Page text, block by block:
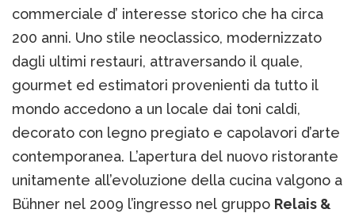
commerciale d’ interesse storico che ha circa
200 anni. Uno stile neoclassico, modernizzato
dagli ultimi restauri, attraversando il quale,
gourmet ed estimatori provenienti da tutto il
mondo accedono a un locale dai toni caldi,
decorato con legno pregiato e capolavori d’arte
contemporanea. L’apertura del nuovo ristorante
unitamente all’evoluzione della cucina valgono a
Bühner nel 2009 l’ingresso nel gruppo Relais &